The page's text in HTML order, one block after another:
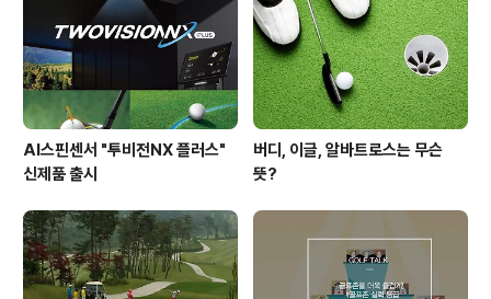
이기도 하지요. 실제 딜레이 히트를 시도해보면 설명처럼
쉽지만은 않은 동작이지만, 몸에 익힌다면 비거리 향상, 방
향성의 정확도를 올릴 수 있습니다. ..
AI스핀센서 "투비전NX 플러스"
신제품 출시
버디, 이글, 알바트로스는 무슨
뜻?